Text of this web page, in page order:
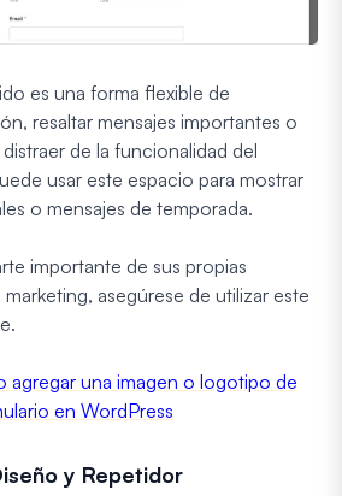
es una forma flexible de
resaltar mensajes importantes o
de la funcionalidad del
usar este espacio para mostrar
o mensajes de temporada.
importante de sus propias
asegúrese de utilizar este
agregar una imagen o logotipo de
en WordPress
y Repetidor